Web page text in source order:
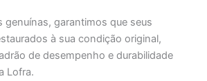
genuínas, garantimos que seus
à sua condição original,
de desempenho e durabilidade
Lofra.